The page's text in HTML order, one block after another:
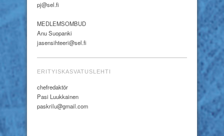
pj@sel.fi
MEDLEMSOMBUD
Anu Suopanki
jasensihteeri@sel.fi
ERITYISKASVATUSLEHTI
chefredaktör
Pasi Luukkainen
paskrilu@gmail.com